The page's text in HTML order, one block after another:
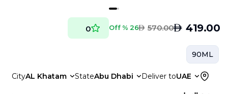
AED 419.00
AED 570.00
26 % Off
0
90ML
Deliver toUAE
StateAbu Dhabi
CityAL Khatam